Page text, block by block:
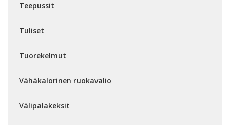
Teepussit
Tuliset
Tuorekelmut
Vähäkalorinen ruokavalio
Välipalakeksit